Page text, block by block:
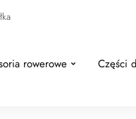
rowerowe Części